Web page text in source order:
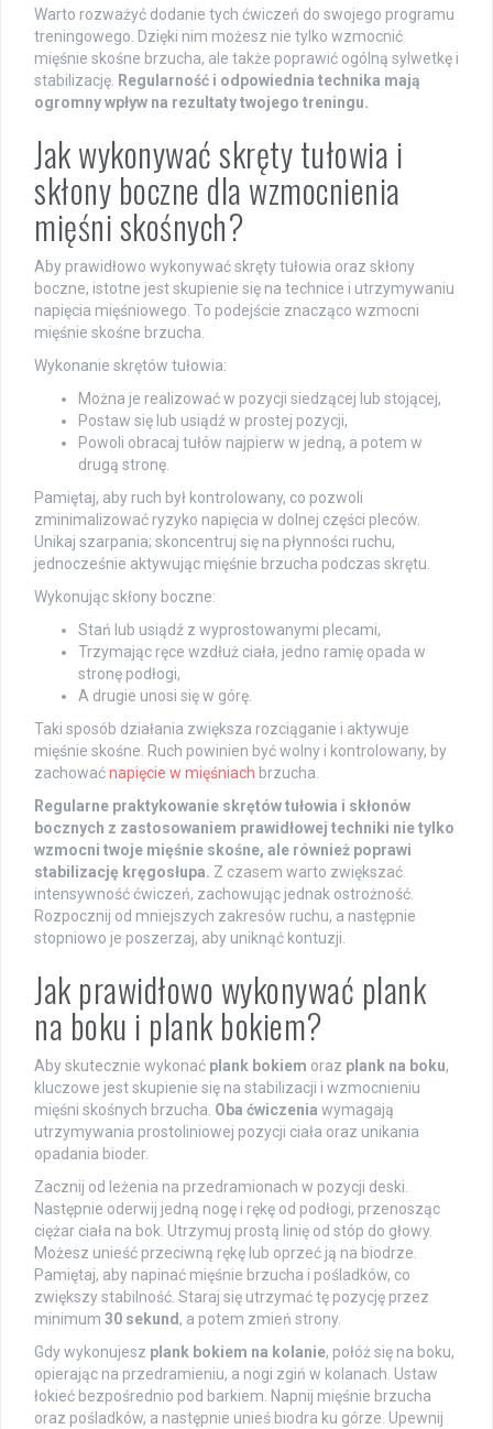
Warto rozważyć dodanie tych ćwiczeń do swojego programu
treningowego. Dzięki nim możesz nie tylko wzmocnić
mięśnie skośne brzucha, ale także poprawić ogólną sylwetkę i
stabilizację. Regularność i odpowiednia technika mają
ogromny wpływ na rezultaty twojego treningu.
Jak wykonywać skręty tułowia i
skłony boczne dla wzmocnienia
mięśni skośnych?
Aby prawidłowo wykonywać skręty tułowia oraz skłony
boczne, istotne jest skupienie się na technice i utrzymywaniu
napięcia mięśniowego. To podejście znacząco wzmocni
mięśnie skośne brzucha.
Wykonanie skrętów tułowia:
Można je realizować w pozycji siedzącej lub stojącej,
Postaw się lub usiądź w prostej pozycji,
Powoli obracaj tułów najpierw w jedną, a potem w
drugą stronę.
Pamiętaj, aby ruch był kontrolowany, co pozwoli
zminimalizować ryzyko napięcia w dolnej części pleców.
Unikaj szarpania; skoncentruj się na płynności ruchu,
jednocześnie aktywując mięśnie brzucha podczas skrętu.
Wykonując skłony boczne:
Stań lub usiądź z wyprostowanymi plecami,
Trzymając ręce wzdłuż ciała, jedno ramię opada w
stronę podłogi,
A drugie unosi się w górę.
Taki sposób działania zwiększa rozciąganie i aktywuje
mięśnie skośne. Ruch powinien być wolny i kontrolowany, by
zachowaćnapięcie w mięśniach brzucha.
Regularne praktykowanie skrętów tułowia i skłonów
bocznych z zastosowaniem prawidłowej techniki nie tylko
wzmocni twoje mięśnie skośne, ale również poprawi
stabilizację kręgosłupa. Z czasem warto zwiększać
intensywność ćwiczeń, zachowując jednak ostrożność.
Rozpocznij od mniejszych zakresów ruchu, a następnie
stopniowo je poszerzaj, aby uniknąć kontuzji.
Jak prawidłowo wykonywać plank
na boku i plank bokiem?
Aby skutecznie wykonać plank bokiem oraz plank na boku,
kluczowe jest skupienie się na stabilizacji i wzmocnieniu
mięśni skośnych brzucha. Oba ćwiczenia wymagają
utrzymywania prostoliniowej pozycji ciała oraz unikania
opadania bioder.
Zacznij od leżenia na przedramionach w pozycji deski.
Następnie oderwij jedną nogę i rękę od podłogi, przenosząc
ciężar ciała na bok. Utrzymuj prostą linię od stóp do głowy.
Możesz unieść przeciwną rękę lub oprzeć ją na biodrze.
Pamiętaj, aby napinać mięśnie brzucha i pośladków, co
zwiększy stabilność. Staraj się utrzymać tę pozycję przez
minimum 30 sekund, a potem zmień strony.
Gdy wykonujesz plank bokiem na kolanie, połóż się na boku,
opierając na przedramieniu, a nogi zgiń w kolanach. Ustaw
łokieć bezpośrednio pod barkiem. Napnij mięśnie brzucha
oraz pośladków, a następnie unieś biodra ku górze. Upewnij